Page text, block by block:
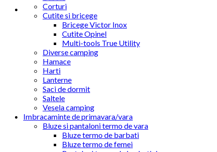
Corturi
Cutite si bricege
Bricege Victor Inox
Cutite Opinel
Multi-tools True Utility
Diverse camping
Hamace
Harti
Lanterne
Saci de dormit
Saltele
Vesela camping
Imbracaminte de primavara/vara
Bluze si pantaloni termo de vara
Bluze termo de barbati
Bluze termo de femei